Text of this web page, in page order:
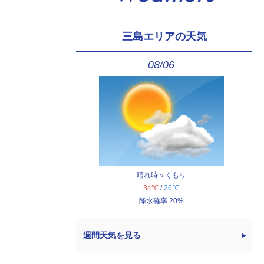
三島エリアの天気
08/06
晴れ時々くもり
34℃ /26℃
降水確率 20%
週間天気を見る